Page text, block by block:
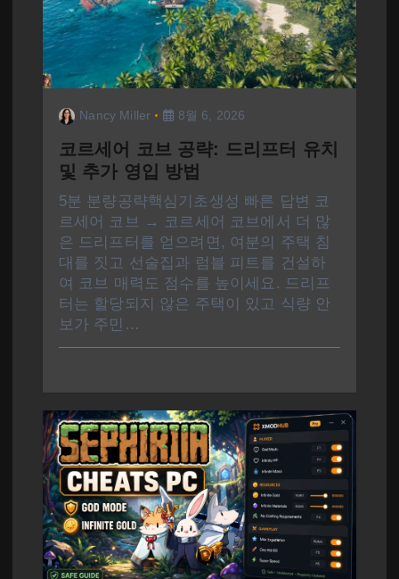
Nancy Miller 8월 6, 2026
코르세어 코브 공략: 드리프터 유치
및 추가 영입 방법
5분 분량공략핵심기초생성 빠른 답변 코
르세어 코브 → 코르세어 코브에서 더 많
은 드리프터를 얻으려면, 여분의 주택 침
대를 짓고 선술집과 럼블 피트를 건설하
여 코브 매력도 점수를 높이세요. 드리프
터는 할당되지 않은 주택이 있고 식량 안
보가 주민…